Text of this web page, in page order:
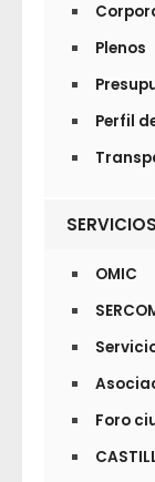
Plenos
Perfil
SERVICIOS
OMIC
Foro